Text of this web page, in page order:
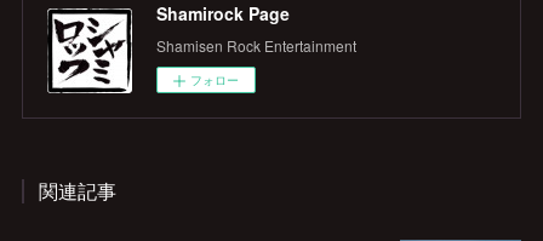
Shamirock Page
Shamisen Rock Entertainment
フォロー
関連記事